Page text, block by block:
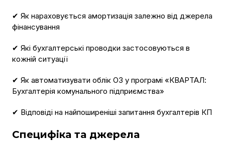
✔ Як нараховується амортизація залежно від джерела
фінансування
✔ Які бухгалтерські проводки застосовуються в
кожній ситуації
✔ Як автоматизувати облік ОЗ у програмі «КВАРТАЛ:
Бухгалтерія комунального підприємства»
✔ Відповіді на найпоширеніші запитання бухгалтерів КП
Специфіка та джерела